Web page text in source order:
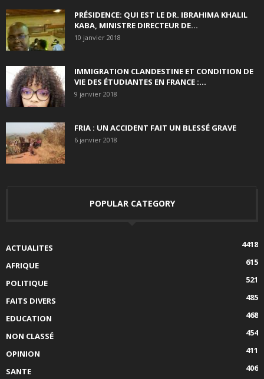
PRÉSIDENCE: QUI EST LE DR. IBRAHIMA KHALIL
KABA, MINISTRE DIRECTEUR DE...
10 janvier 2018
IMMIGRATION CLANDESTINE ET CONDITION DE
VIE DES ÉTUDIANTES EN FRANCE :...
9 janvier 2018
FRIA : UN ACCIDENT FAIT UN BLESSÉ GRAVE
6 janvier 2018
POPULAR CATEGORY
ACTUALITES
4418
AFRIQUE
615
POLITIQUE
521
FAITS DIVERS
485
EDUCATION
468
NON CLASSÉ
454
OPINION
411
SANTE
406